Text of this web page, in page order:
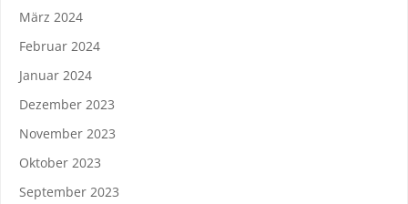
März 2024
Februar 2024
Januar 2024
Dezember 2023
November 2023
Oktober 2023
September 2023